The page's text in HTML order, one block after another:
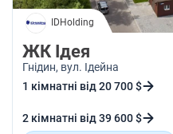
IDHolding
ЖК Ідея
Гнідин, вул. Ідейна
1 кімнатні від 20 700 $
2 кімнатні від 39 600 $